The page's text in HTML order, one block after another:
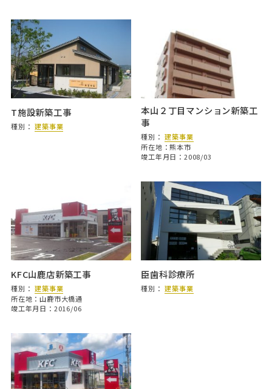
T施設新築工事
種別：建築事業
本山２丁目マンション新築工
事
種別：建築事業
所在地：熊本市
竣工年月日：2008/03
KFC山鹿店新築工事
種別：建築事業
所在地：山鹿市大橋通
竣工年月日：2016/06
臣歯科診療所
種別：建築事業